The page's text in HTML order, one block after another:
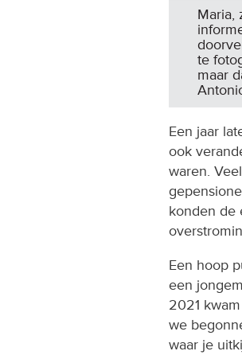
Maria,
te
maar
Een jaar
ook
waren.
konden de
Een hoop
een
2021
we
waar je